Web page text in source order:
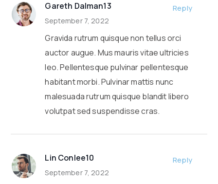
Gareth Dalman13 Reply
September 7, 2022
Gravida rutrum quisque non tellus orci
auctor augue. Mus mauris vitae ultricies
leo. Pellentesque pulvinar pellentesque
habitant morbi. Pulvinar mattis nunc
malesuada rutrum quisque blandit libero
volutpat sed suspendisse cras.
Lin Conlee10 Reply
September 7, 2022